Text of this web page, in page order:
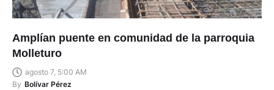
Amplían puente en comunidad de la parroquia
Molleturo
agosto 7, 5:00 AM
By Bolívar Pérez